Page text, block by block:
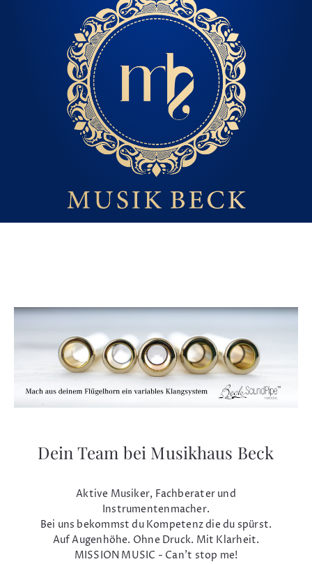
Dein Team bei Musikhaus Beck
Aktive Musiker, Fachberater und
Instrumentenmacher.
Bei uns bekommst du Kompetenz die du spürst.
Auf Augenhöhe. Ohne Druck. Mit Klarheit.
MISSION MUSIC - Can't stop me!